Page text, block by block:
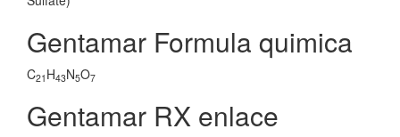
Gentamar Formula quimica
C21 H43N5O7
Gentamar RX enlace